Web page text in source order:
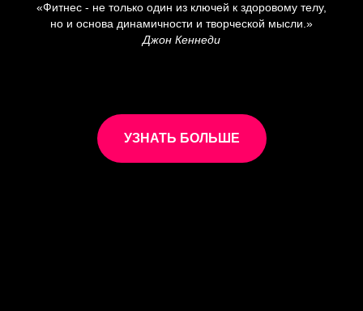
«Фитнес - не только один из ключей к здоровому телу,
но и основа динамичности и творческой мысли.»
Джон Кеннеди
УЗНАТЬ БОЛЬШЕ